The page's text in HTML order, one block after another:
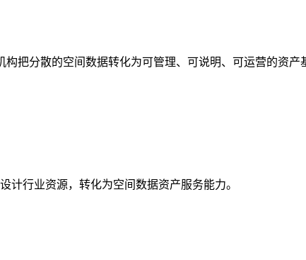
把分散的空间数据转化为可管理、可说明、可运营的资产
计行业资源，转化为空间数据资产服务能力。